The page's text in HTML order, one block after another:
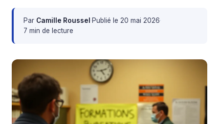
Par Camille Roussel·Publié le 20 mai 2026·
7 min de lecture